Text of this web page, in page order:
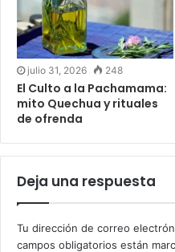
julio 31, 2026 248
El Culto a la Pachamama:
mito Quechua y rituales
de ofrenda
Deja una respuesta
Tu dirección de correo
campos obligatorios están